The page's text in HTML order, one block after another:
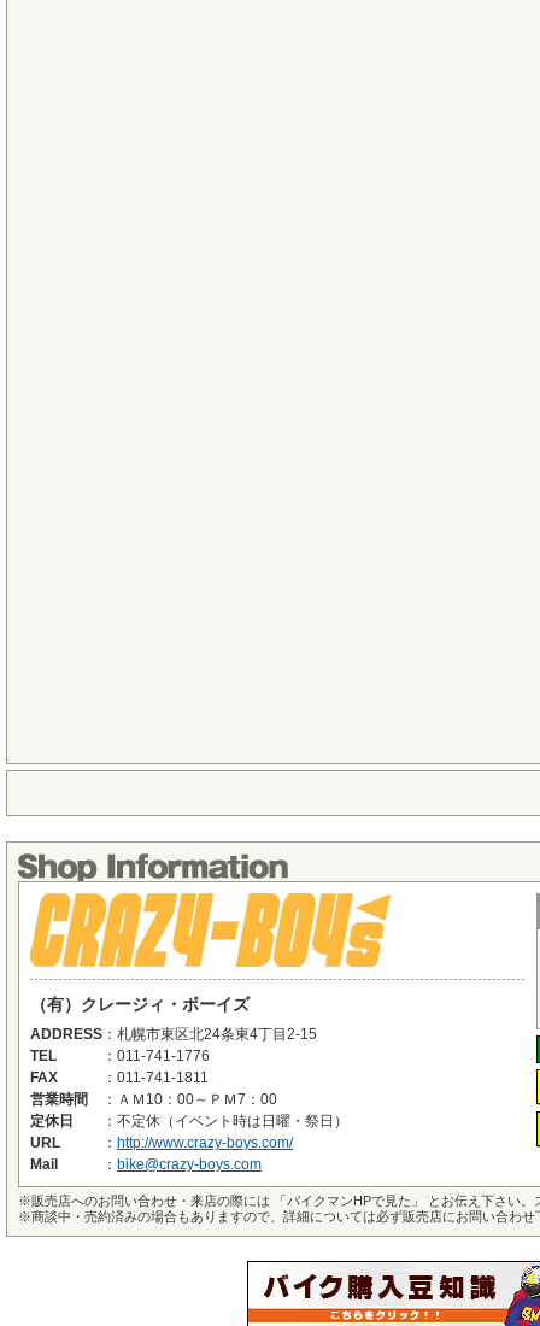
（有）クレージィ・ボーイズ
ADDRESS ： 札幌市東区北24条東4丁目2-15
TEL
： 011-741-1776
FAX
： 011-741-1811
営業時間
： ＡＭ10：00～ＰＭ7：00
定休日
： 不定休（イベント時は日曜・祭日）
URL
： http://www.crazy-boys.com/
Mail
： bike@crazy-boys.com
※販売店へのお問い合わせ・来店の際には 「バイクマンHPで見た」 とお伝え下さい
※商談中・売約済みの場合もありますので、詳細については必ず販売店にお問い合わせ